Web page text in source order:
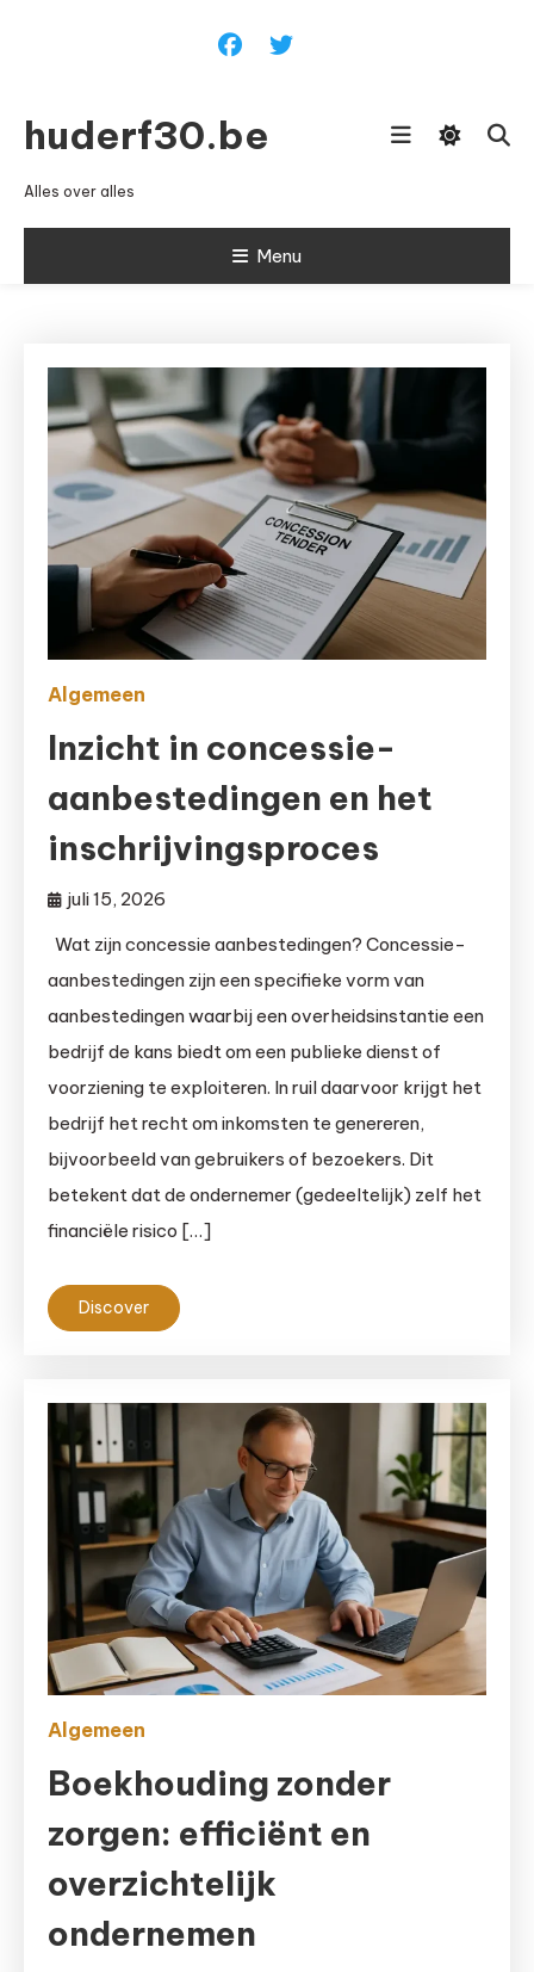
huderf30.be
Alles over alles
Menu
Algemeen
Inzicht in concessie-
aanbestedingen en het
inschrijvingsproces
juli 15, 2026
Wat zijn concessie aanbestedingen? Concessie-
aanbestedingen zijn een specifieke vorm van
aanbestedingen waarbij een overheidsinstantie een
bedrijf de kans biedt om een publieke dienst of
voorziening te exploiteren. In ruil daarvoor krijgt het
bedrijf het recht om inkomsten te genereren,
bijvoorbeeld van gebruikers of bezoekers. Dit
betekent dat de ondernemer (gedeeltelijk) zelf het
financiële risico […]
Discover
Algemeen
Boekhouding zonder
zorgen: efficiënt en
overzichtelijk
ondernemen